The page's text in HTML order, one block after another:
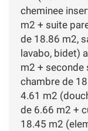
cheminee
m2 + suite
de 18.86 m2,
lavabo, bidet)
m2 + seconde
chambre de
4.61 m2
de 6.66 m2 +
18.45 m2